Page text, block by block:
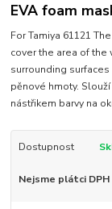
EVA foam
For Tamiya 61121
cover the area of
surrounding
pěnové hmoty.
nástřikem barvy na
Dostupnost
Nejsme plátci DPH